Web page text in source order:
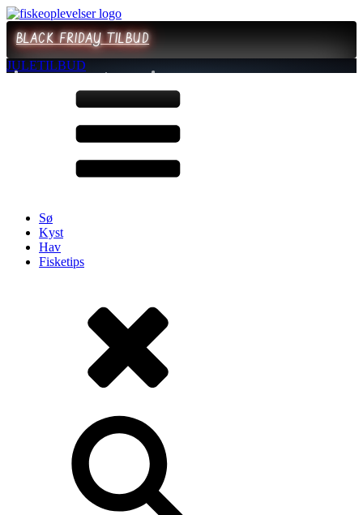
BLACK FRIDAY TILBUD
JULETILBUD
Sø
Kyst
Hav
Fisketips